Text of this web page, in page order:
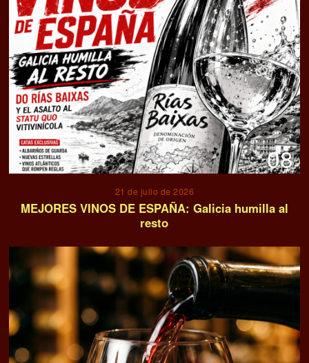
08
21 de julio de 2026
MEJORES VINOS DE ESPAÑA: Galicia humilla al
resto